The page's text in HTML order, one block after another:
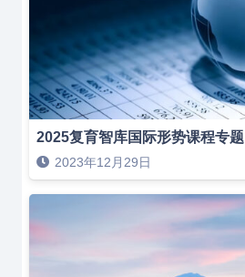
2025复育智库国际形势课程专题
2023年12月29日